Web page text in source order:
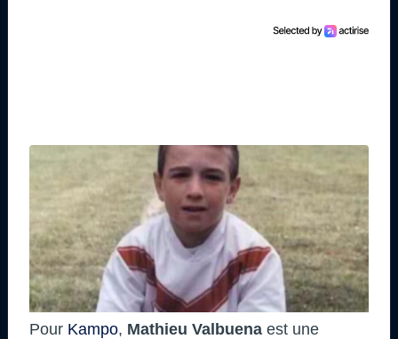
Pour Kampo, Mathieu Valbuena est une